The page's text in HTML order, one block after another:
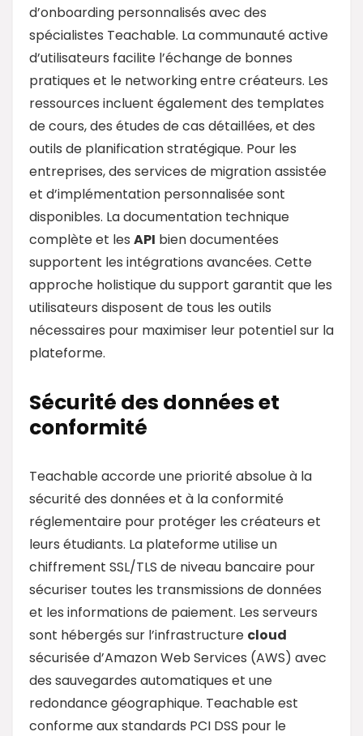
d’onboarding personnalisés avec des
spécialistes Teachable. La communauté active
d’utilisateurs facilite l’échange de bonnes
pratiques et le networking entre créateurs. Les
ressources incluent également des templates
de cours, des études de cas détaillées, et des
outils de planification stratégique. Pour les
entreprises, des services de migration assistée
et d’implémentation personnalisée sont
disponibles. La documentation technique
complète et les API bien documentées
supportent les intégrations avancées. Cette
approche holistique du support garantit que les
utilisateurs disposent de tous les outils
nécessaires pour maximiser leur potentiel sur la
plateforme.
Sécurité des données et
conformité
Teachable accorde une priorité absolue à la
sécurité des données et à la conformité
réglementaire pour protéger les créateurs et
leurs étudiants. La plateforme utilise un
chiffrement SSL/TLS de niveau bancaire pour
sécuriser toutes les transmissions de données
et les informations de paiement. Les serveurs
sont hébergés sur l’infrastructure cloud
sécurisée d’Amazon Web Services (AWS) avec
des sauvegardes automatiques et une
redondance géographique. Teachable est
conforme aux standards PCI DSS pour le